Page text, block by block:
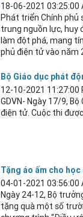
18-06-2021 03:25:00
Phát triển Chính phủ
trung nguồn lực, huy
làm đột phá, mang
phủ điện tử vào năm
Bộ Giáo dục phát
12-10-2021 11:27:00
GDVN- Ngày 17/9,
điện tử. Cuộc thi
Tặng áo ấm cho
04-01-2021 03:56:00
Ngày 24-12, Bộ
tặng quà một số